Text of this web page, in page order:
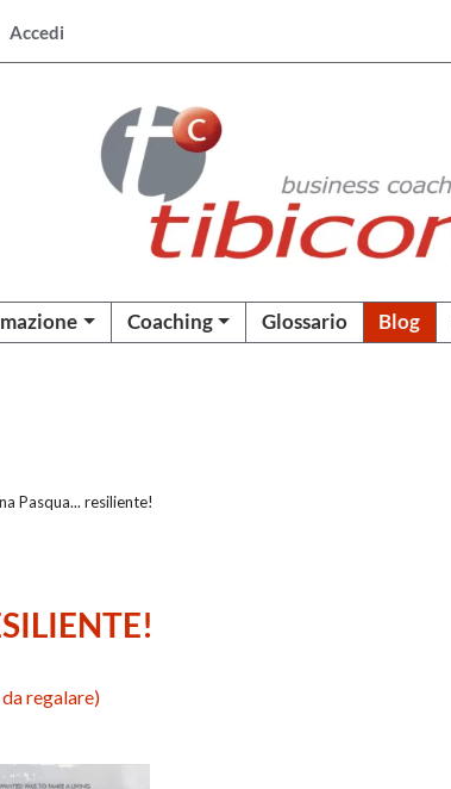
Accedi
Coaching Glossario Blog
Pasqua... resiliente!
regalare)